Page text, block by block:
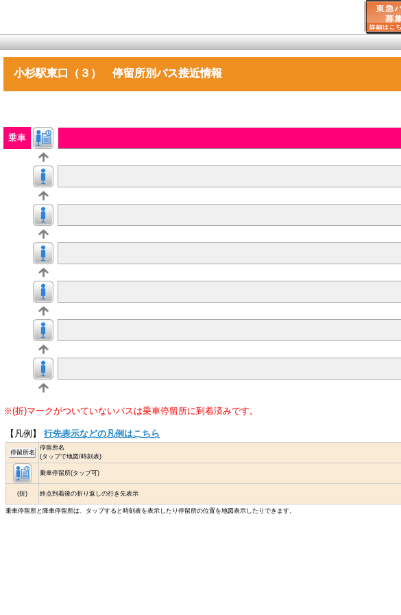
小杉駅東口（３） 停留所別バス接近情報
乗車
※(折)マークがついていないバスは乗車停留所に到着済みです。
【凡例】 行先表示などの凡例はこちら
停留所名
停留所名
(タップで地図/時刻表)
乗車停留所(タップ可)
(折) 終点到着後の折り返しの行き先表示
乗車停留所と降車停留所は、タップすると時刻表を表示したり停留所の位置を地図表示したりできます。